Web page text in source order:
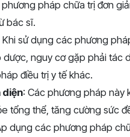
phương pháp chữa trị đơn
bác sĩ.
Khi sử dụng các phương
nguy cơ gặp phải tác
điều trị y tế khác.
diện: Các phương pháp này
tổng thể, tăng cường sức
dụng các phương pháp